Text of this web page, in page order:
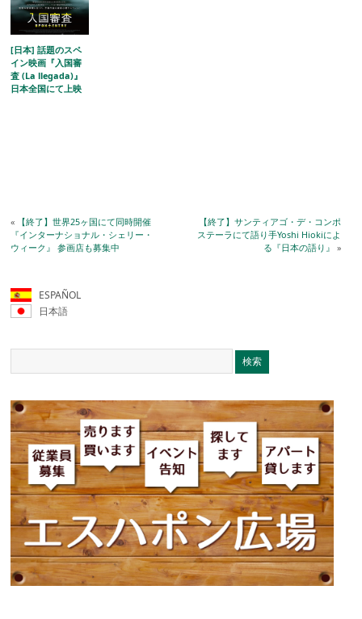
[日本] 話題のスペ
イン映画『入国審
査 (La llegada)』
日本全国にて上映
« 【終了】世界25ヶ国にて同時開催
『インターナショナル・シェリー・
ウィーク』 参画店も募集中
【終了】サンティアゴ・デ・コンポ
ステーラにて語り手Yoshi Hiokiによ
る『日本の語り』 »
ESPAÑOL
日本語